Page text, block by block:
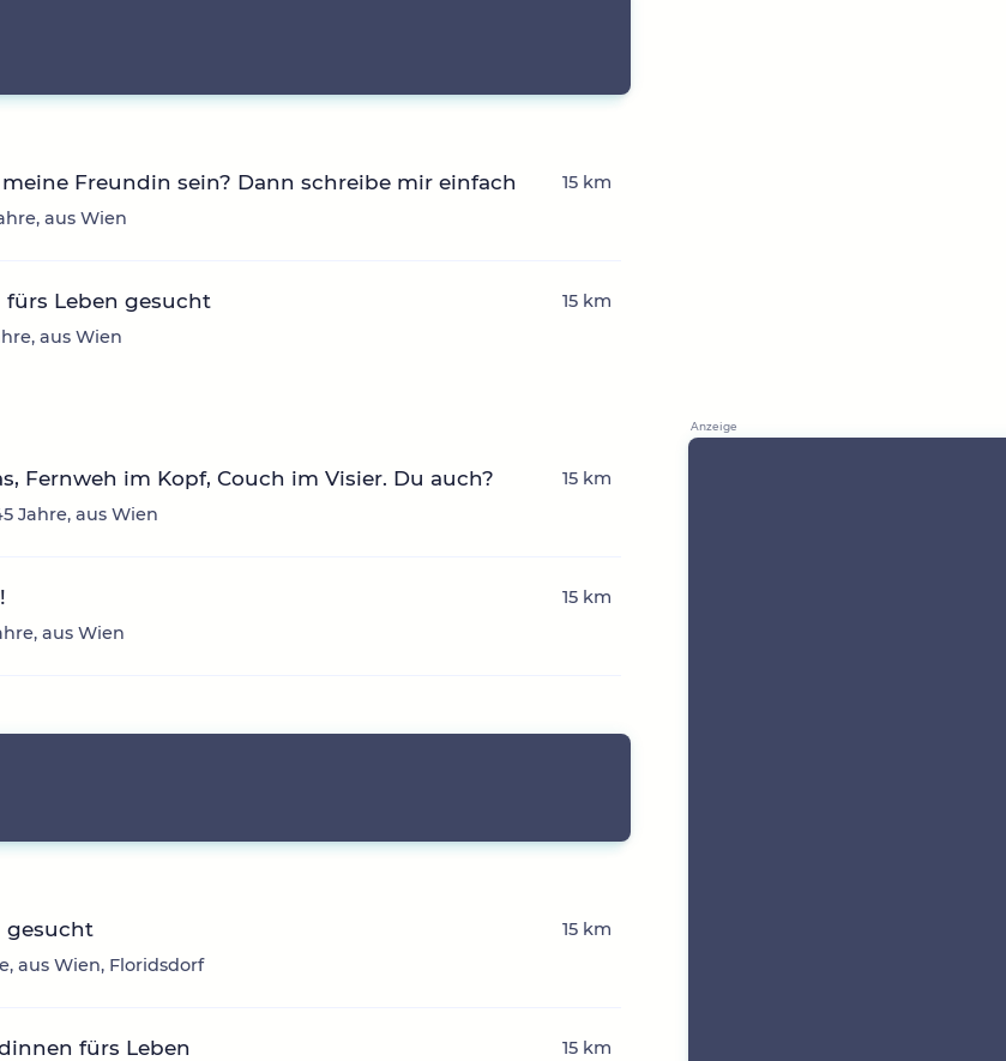
Freundin sein? Dann schreibe mir einfach
aus Wien
15 km
Leben gesucht
aus Wien
15 km
Fernweh im Kopf, Couch im Visier. Du auch?
Jahre, aus Wien
15 km
aus Wien
15 km
gesucht
aus Wien, Floridsdorf
15 km
fürs Leben 15 km